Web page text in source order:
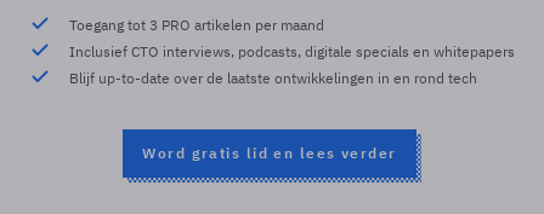
Toegang tot 3 PRO artikelen per maand
Inclusief CTO interviews, podcasts, digitale specials en whitepapers
Blijf up-to-date over de laatste ontwikkelingen in en rond tech
Word gratis lid en lees verder